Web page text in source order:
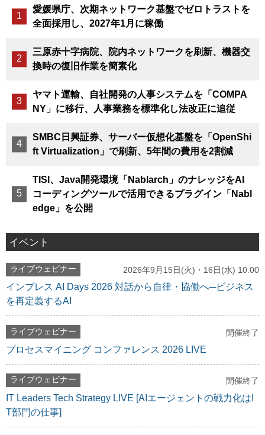
愛媛県庁、次期ネットワーク基盤でゼロトラストを
全面採用し、2027年1月に稼働
三原赤十字病院、院内ネットワークを刷新、機器交
換時の復旧作業を簡素化
ヤマト運輸、自社開発の人事システムを「COMPA
NY」に移行、人事業務を標準化し法改正に追従
SMBC日興証券、サーバー仮想化基盤を「OpenShi
ft Virtualization」で刷新、5年間の費用を2割減
TISI、Java開発環境「Nablarch」のナレッジをAI
コーディングツールで活用できるプラグイン「Nabl
edge」を公開
イベント
ライブウェビナー 2026年9月15日(火)・16日(水) 10:00
インプレス AI Days 2026 対話から自律・協働へ─ビジネス
を再定義するAI
ライブウェビナー 開催終了
プロセスマイニング コンファレンス 2026 LIVE
ライブウェビナー 開催終了
IT Leaders Tech Strategy LIVE [AIエージェントの戦力化はI
T部門の仕事]